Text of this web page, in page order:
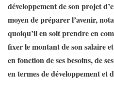
développement de son projet
moyen de préparer l’avenir,
quoiqu’il en soit prendre en
fixer le montant de son salaire
en fonction de ses besoins, de
en termes de développement et